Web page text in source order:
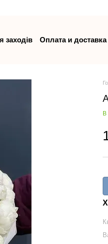
Оплата и доставка
В